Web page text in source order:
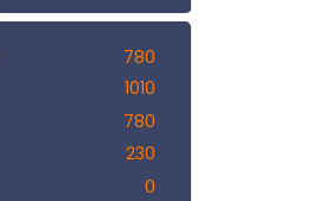
780
1010
780
230
0